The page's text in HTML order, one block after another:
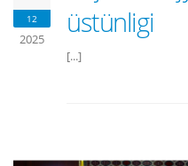
12
2025
üstünligi
[...]